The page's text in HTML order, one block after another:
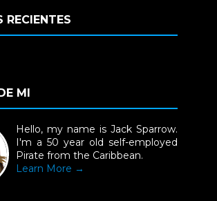
RECIENTES
MI
Hello, my name is Jack Sparrow.
I'm a 50 year old self-employed
Pirate from the Caribbean.
Learn More →